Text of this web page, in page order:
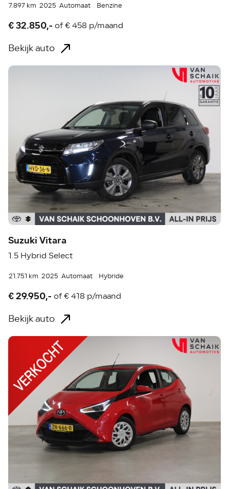
7.897 km 2025 Automaat Benzine
€ 32.850,- of€ 458 p/maand
Bekijk auto
Suzuki Vitara
1.5 Hybrid Select
21.751 km 2025 Automaat Hybride
€ 29.950,- of€ 418 p/maand
Bekijk auto